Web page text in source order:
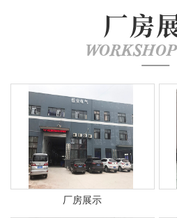
厂房
厂房展示